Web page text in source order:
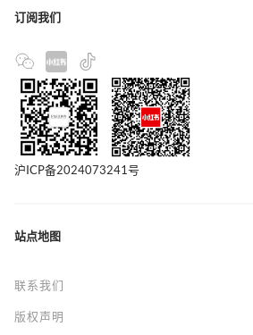
订阅我们
沪ICP备2024073241号
站点地图
联系我们
版权声明